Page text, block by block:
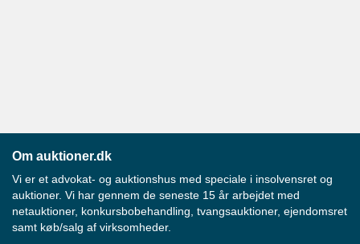
Om auktioner.dk
Vi er et advokat- og auktionshus med speciale i insolvensret og
auktioner. Vi har gennem de seneste 15 år arbejdet med
netauktioner, konkursbobehandling, tvangsauktioner, ejendomsret
samt køb/salg af virksomheder.